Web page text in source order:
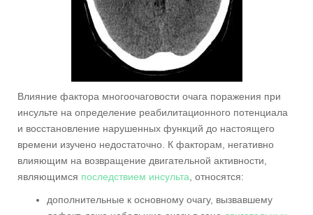
Влияние фактора многоочаговости очага поражения при
инсульте на определение реабилитационного потенциала
и восстановление нарушенных функций до настоящего
времени изучено недостаточно. К факторам, негативно
влияющим на возвращение двигательной активности,
являющимся последствием инсульта , относятся:
дополнительные к основному очагу, вызвавшему